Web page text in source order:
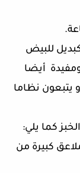
للبيض
أيضا
نظاما
كما يلي:
ملعقة كبيرة من بذور الشيا مع 3 ملاعق كبيرة من